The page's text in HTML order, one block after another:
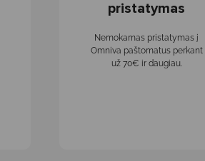
pristatymas
Nemokamas pristatymas į
Omniva paštomatus perkant
už 70€ ir daugiau.